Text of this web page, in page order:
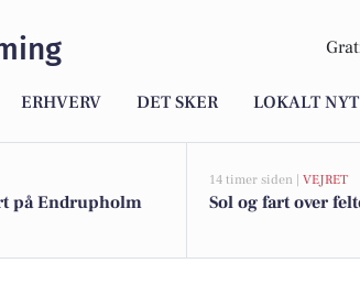
ERHVERV DET SKER LOKALT NYT
på Endrupholm
14 timer siden | VEJRET
Sol og fart over